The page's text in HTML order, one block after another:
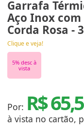
Garrafa
Aço Inox
Corda Rosa -
Clique e veja!
5% desc à
vista
Por: R$
à vista no cartão,